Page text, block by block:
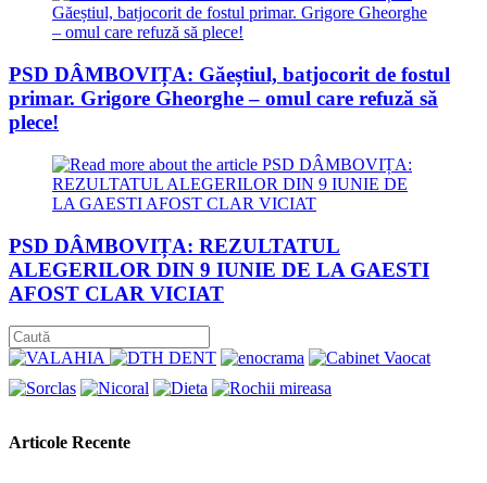
PSD DÂMBOVIȚA: Găeștiul, batjocorit de fostul
primar. Grigore Gheorghe – omul care refuză să
plece!
PSD DÂMBOVIȚA: REZULTATUL
ALEGERILOR DIN 9 IUNIE DE LA GAESTI
AFOST CLAR VICIAT
Articole Recente